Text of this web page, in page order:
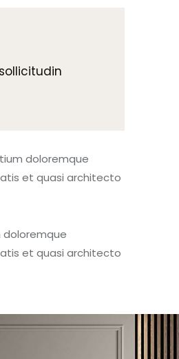
doloremque
et quasi architecto
doloremque
et quasi architecto